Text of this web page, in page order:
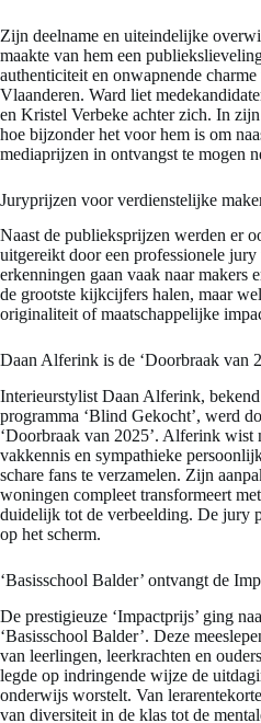
Zijn deelname en uiteindelijke
maakte van hem een
authenticiteit en onwapnende
Vlaanderen. Ward liet
en Kristel Verbeke achter zich. In
hoe bijzonder het voor hem is om
mediaprijzen in ontvangst te mogen
Juryprijzen voor verdienstelijke
Naast de publieksprijzen werden er
uitgereikt door een professionele
erkenningen gaan vaak naar makers
de grootste kijkcijfers halen, maar
originaliteit of maatschappelijke
Daan Alferink is de ‘Doorbraak van
Interieurstylist Daan Alferink,
programma ‘Blind Gekocht’, werd
‘Doorbraak van 2025’. Alferink wist
vakkennis en sympathieke
schare fans te verzamelen. Zijn
woningen compleet transformeert
duidelijk tot de verbeelding. De jury
op het scherm.
‘Basisschool Balder’ ontvangt de
De prestigieuze ‘Impactprijs’ ging
‘Basisschool Balder’. Deze
van leerlingen, leerkrachten en
legde op indringende wijze de
onderwijs worstelt. Van
van diversiteit in de klas tot de